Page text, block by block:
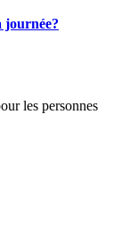
journée?
les personnes